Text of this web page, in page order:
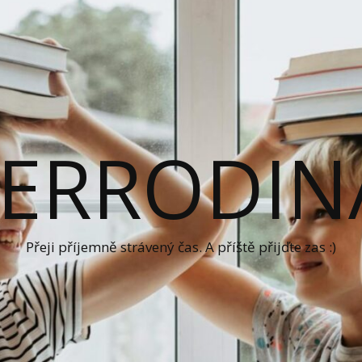
Přeji příjemně strávený čas. A příště přijďte zas :)